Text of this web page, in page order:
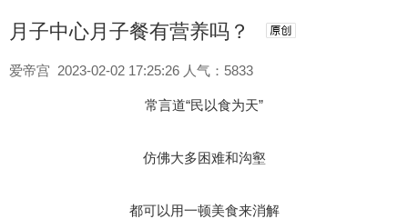
月子中心月子餐有营养吗？
爱帝宫 2023-02-02 17:25:26 人气：5833
常言道“民以食为天”
仿佛大多困难和沟壑
都可以用一顿美食来消解